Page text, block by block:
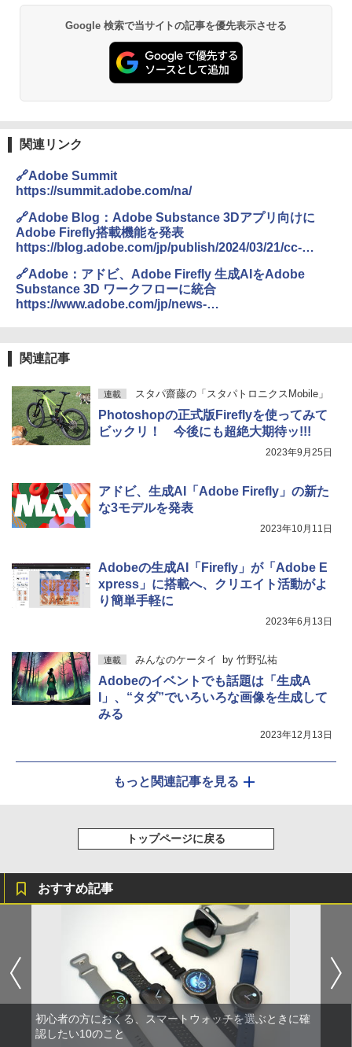
Google 検索で当サイトの記事を優先表示させる
関連リンク
🔗Adobe Summit
https://summit.adobe.com/na/
🔗Adobe Blog：Adobe Substance 3Dアプリ向けに
Adobe Firefly搭載機能を発表
https://blog.adobe.com/jp/publish/2024/03/21/cc-
substance-3d-apps
🔗Adobe：アドビ、Adobe Firefly 生成AIをAdobe
Substance 3D ワークフローに統合
https://www.adobe.com/jp/news-
関連記事
連載 スタパ齋藤の「スタパトロニクスMobile」
Photoshopの正式版Fireflyを使ってみて
ビックリ！ 今後にも超絶大期待ッ!!!
2023年9月25日
アドビ、生成AI「Adobe Firefly」の新た
な3モデルを発表
2023年10月11日
Adobeの生成AI「Firefly」が「Adobe E
xpress」に搭載へ、クリエイト活動がよ
り簡単手軽に
2023年6月13日
連載 みんなのケータイ by 竹野弘祐
Adobeのイベントでも話題は「生成A
I」、“タダ”でいろいろな画像を生成して
みる
2023年12月13日
もっと関連記事を見る
トップページに戻る
おすすめ記事
初心者の方におくる、スマートウォッチを選ぶときに確
認したい10のこと